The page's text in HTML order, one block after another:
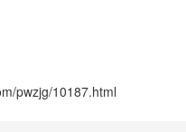
pwzjg/10187.html